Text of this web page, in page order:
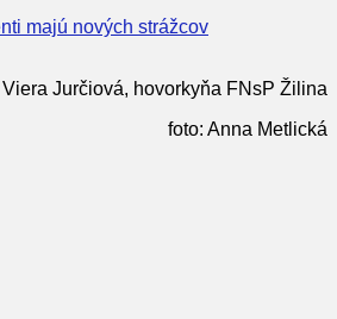
Jurčiová, hovorkyňa FNsP Žilina
foto: Anna Metlická